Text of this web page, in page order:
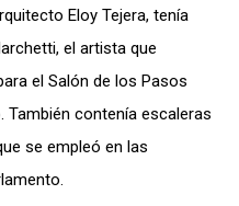
Eloy Tejera, tenía
el artista que
el Salón de los Pasos
También contenía escaleras
se empleó en las